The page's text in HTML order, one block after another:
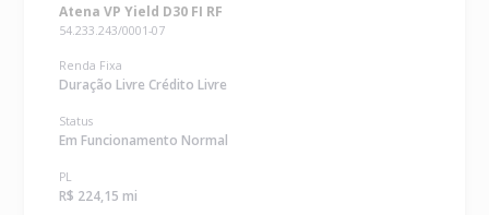
Atena VP Yield D30 FI RF
54.233.243/0001-07
Renda Fixa
Duração Livre Crédito Livre
Status
Em Funcionamento Normal
PL
R$ 224,15 mi